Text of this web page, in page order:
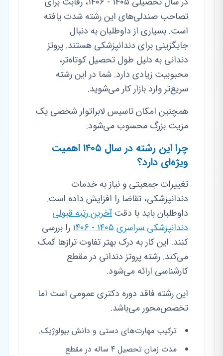
تصاحب صندلی‌های این رشته شدت یافته
است. بسیاری از داوطلبان به دنبال
جایگزینی برای دندانپزشکی هستند. پروتز
دندانی به دلیل طول تحصیل کوتاه‌تر،
محبوبیت زیادی دارد. شما در این رشته
سریع‌تر وارد بازار کار می‌شوید.
همچنین امکان تاسیس لابراتوار شخصی یک
مزیت بزرگ محسوب می‌شود.
چرا این رشته در سال ۱۴۰۵ اهمیت
ویژه‌ای دارد؟
تغییرات جمعیتی و نیاز به خدمات
دندانپزشکی، تقاضا را افزایش داده است.
داوطلبان باید با دقتآخرین رتبه قبولی
دندانپزشکی سراسری ۱۴۰۵ - ۱۴۰۶
را بررسی
کنند. این کار به درک بهتر تفاوت ترازها کمک
می‌کند. رشته پروتز دندانی در مقطع
کارشناسی ارائه می‌شود.
این رشته فاقد دوره دکتری عمومی است اما
تخصص‌محور می‌باشد.
ترکیب مهارت‌های دستی و دانش بیولوژیک.
مدت زمان تحصیل ۴ ساله در مقطع